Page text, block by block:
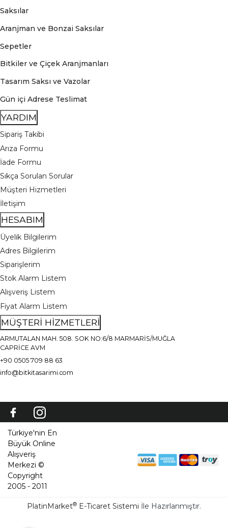
Saksılar
Aranjman ve Bonzai Saksılar
Sepetler
Bitkiler ve Çiçek Aranjmanları
Tasarım Saksı ve Vazolar
Gün içi Adrese Teslimat
YARDIM
Sipariş Takibi
Arıza Formu
İade Formu
Sıkça Sorulan Sorular
Müşteri Hizmetleri
İletişim
HESABIM
Üyelik Bilgilerim
Adres Bilgilerim
Siparişlerim
Stok Alarm Listem
Alışveriş Listem
Fiyat Alarm Listem
MÜŞTERİ HİZMETLERİ
ARMUTALAN MAH. 508. SOK NO:6/8 MARMARİS/MUĞLA
CAPRİCE AVM
+90 0505 709 88 63
info@bitkitasarimi.com
Türkiye'nin En
Büyük Online
Alışveriş
Merkezi ©
Copyright
2005 - 2011
PlatinMarket® E-Ticaret Sistemi İle Hazırlanmıştır.